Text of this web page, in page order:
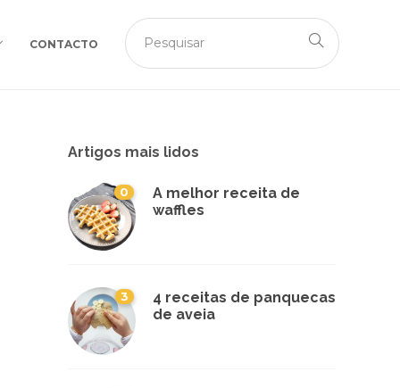
CONTACTO
Artigos mais lidos
0
A melhor receita de
waffles
3
4 receitas de panquecas
de aveia